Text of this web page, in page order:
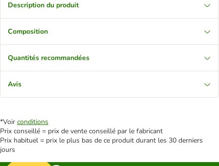
Description du produit
Composition
Quantités recommandées
Avis
*Voir conditions
Prix conseillé = prix de vente conseillé par le fabricant
Prix habituel = prix le plus bas de ce produit durant les 30 derniers
jours